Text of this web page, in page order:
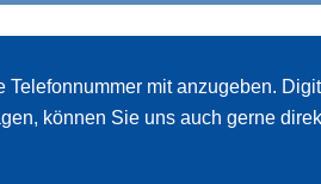
mit anzugeben.
können Sie uns auch gerne